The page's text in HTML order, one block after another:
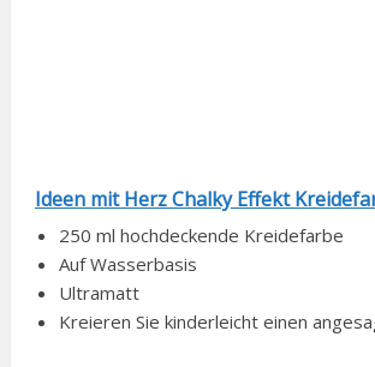
Ideen mit Herz Chalky Effekt
250 ml hochdeckende Kreidefarbe
Auf Wasserbasis
Ultramatt
Kreieren Sie kinderleicht einen